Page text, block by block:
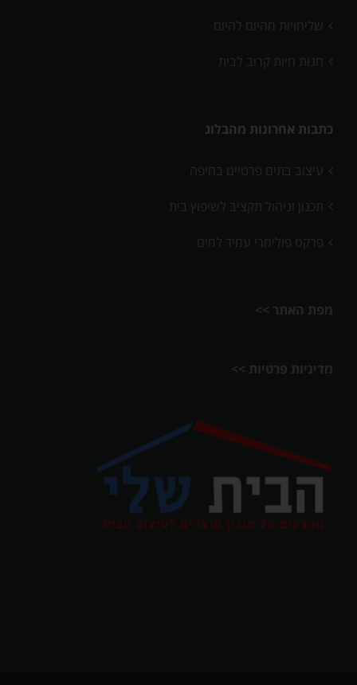
שליחויות מהיום להיום
חנות חיות קרוב לבית
כתבות אחרונות מהבלוג
עיצוב בתים פרטיים בחיפה
תכנון וניהול תקציב לשיפוץ בית
פרקט פולימרי עמיד למים
מפת האתר >>
מדיניות פרטיות >>